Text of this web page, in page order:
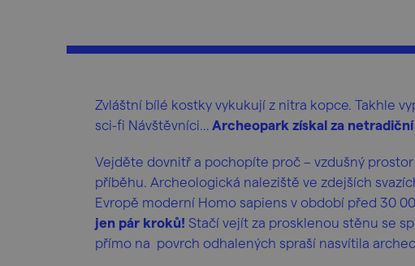
Zvláštní bílé kostky vykukují z nitra kopce. Takhle
sci-fi Návštěvníci… Archeopark získal za
Vejděte dovnitř a pochopíte proč – vzdušný
příběhu. Archeologická naleziště ve zdejších
Evropě moderní Homo sapiens v období před 30
jen pár kroků! Stačí vejít za prosklenou stěnu se
přímo na povrch odhalených spraší nasvítila